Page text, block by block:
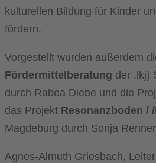
kulturellen Bildung für Kinder
fördern.
Vorgestellt wurden außerdem
Fördermittelberatung der .lkj)
durch Rabea Diebe und die
das Projekt Resonanzboden /
Magdeburg durch Sonja
Agnes-Almuth Griesbach,